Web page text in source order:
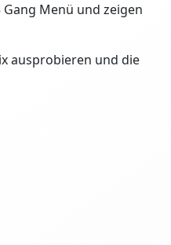
Menü und zeigen
ausprobieren und die